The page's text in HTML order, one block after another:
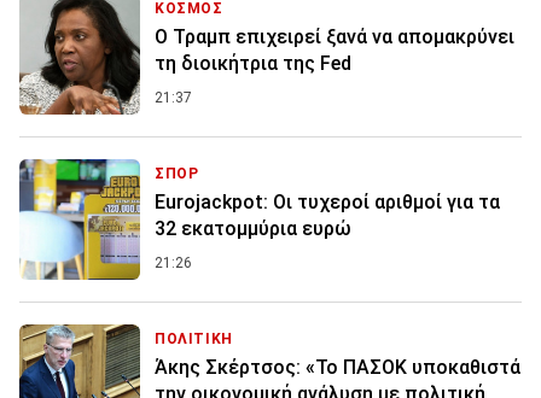
ΚΟΣΜΟΣ
Ο Τραμπ επιχειρεί ξανά να απομακρύνει
τη διοικήτρια της Fed
21:37
ΣΠΟΡ
Eurojackpot: Οι τυχεροί αριθμοί για τα
32 εκατoμμύρια ευρώ
21:26
ΠΟΛΙΤΙΚΗ
Άκης Σκέρτσος: «Το ΠΑΣΟΚ υποκαθιστά